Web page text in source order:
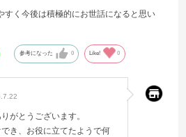
すく今後は積極的にお世話になると思い
参考になった 0 Like! 0
がとうございます。
き、お役に立てたようで何